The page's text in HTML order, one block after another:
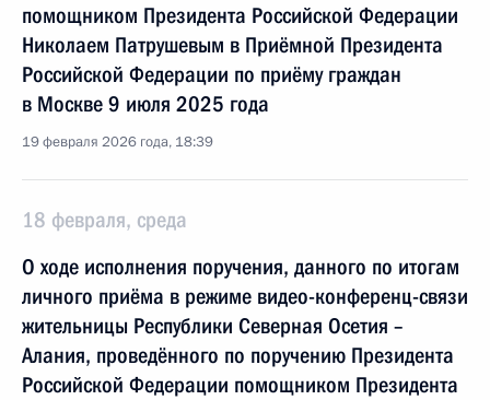
помощником Президента Российской Федерации
Николаем Патрушевым в Приёмной Президента
Российской Федерации по приёму граждан
в Москве 9 июля 2025 года
19 февраля 2026 года, 18:39
18 февраля, среда
О ходе исполнения поручения, данного по итогам
личного приёма в режиме видео-конференц-связи
жительницы Республики Северная Осетия –
Алания, проведённого по поручению Президента
Российской Федерации помощником Президента